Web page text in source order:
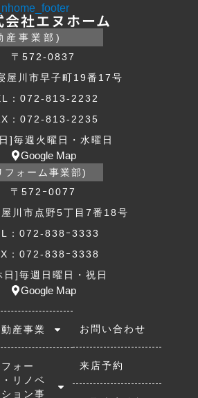
会社エヌホーム
産事業部)
〒572-0837
屋川市早子町19番17号
：072-813-2232
：072-813-2235
]毎週火曜日・水曜日
Google Map
フォーム事業部)
〒572ｰ0077
川市点野5丁目7番18号
：072-838ｰ3333
：072-838ｰ3338
日]毎週日曜日・祝日
Google Map
産事業
フォー
リノベ
ョン事
お問い合わせ
来店予約